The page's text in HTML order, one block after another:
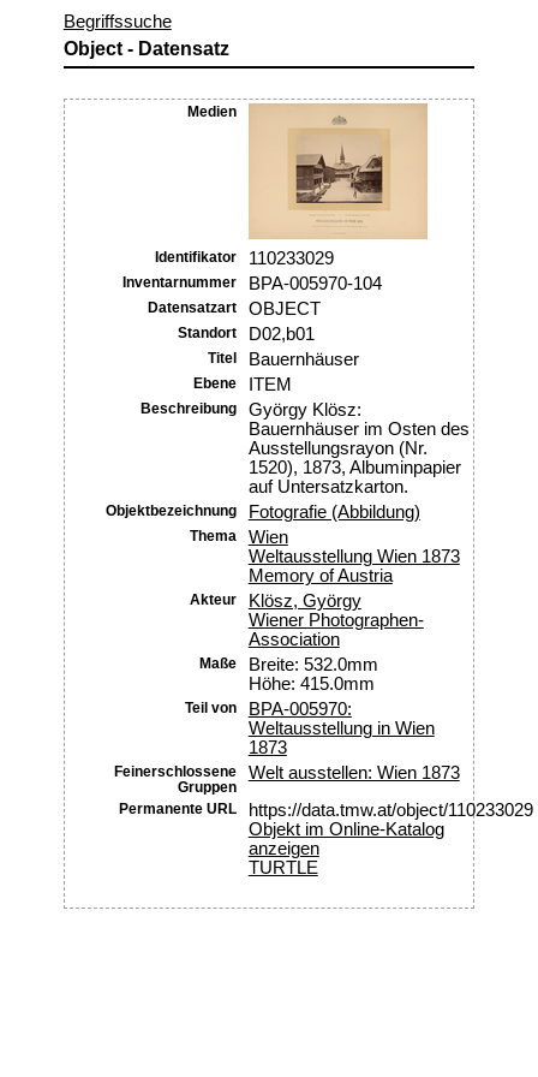
Begriffssuche
Object - Datensatz
Medien
Identifikator 110233029
Inventarnummer BPA-005970-104
Datensatzart OBJECT
Standort D02,b01
Titel Bauernhäuser
Ebene ITEM
Beschreibung
György Klösz:
Bauernhäuser im Osten des
Ausstellungsrayon (Nr.
1520), 1873, Albuminpapier
auf Untersatzkarton.
Objektbezeichnung Fotografie (Abbildung)
Thema
Wien
Weltausstellung Wien 1873
Memory of Austria
Akteur
Klösz, György
Wiener Photographen-
Association
Maße
Breite: 532.0mm
Höhe: 415.0mm
Teil von
BPA-005970:
Weltausstellung in Wien
1873
Feinerschlossene
Gruppen
Welt ausstellen: Wien 1873
Permanente URL
https://data.tmw.at/object/110233029
Objekt im Online-Katalog
anzeigen
TURTLE